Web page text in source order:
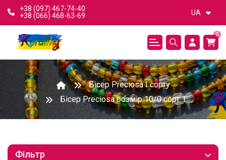
+38 (097) 467-74-40
+38 (066) 468-63-69
UA
0
Бісер Preciosa І сорту
Бісер Preciosa розмір 10/0 сорт 1
Фільтр